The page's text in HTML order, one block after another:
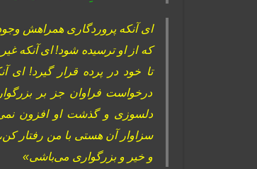
اى آنکه پروردگارى همراهش وجود
که از او ترسیده شود! اى آنکه
تا خود در پرده قرار گیرد! اى
درخواست فراوان جز بر
دلسوزی و گذشت او افزون
سزاوار آن هستى با من رفتار
و خیر و بزرگوارى می‌باشى‏»